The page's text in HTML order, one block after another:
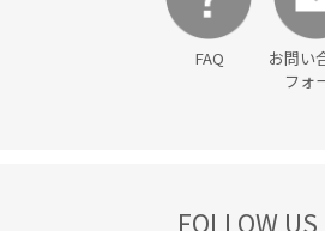
FAQ
お問い
フォ
FOLLOW US